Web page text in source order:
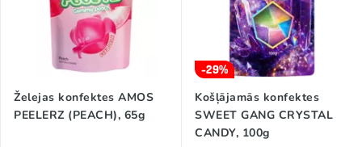
Želejas konfektes AMOS
PEELERZ (PEACH), 65g
-29%
Košļājamās konfektes
SWEET GANG CRYSTAL
CANDY, 100g